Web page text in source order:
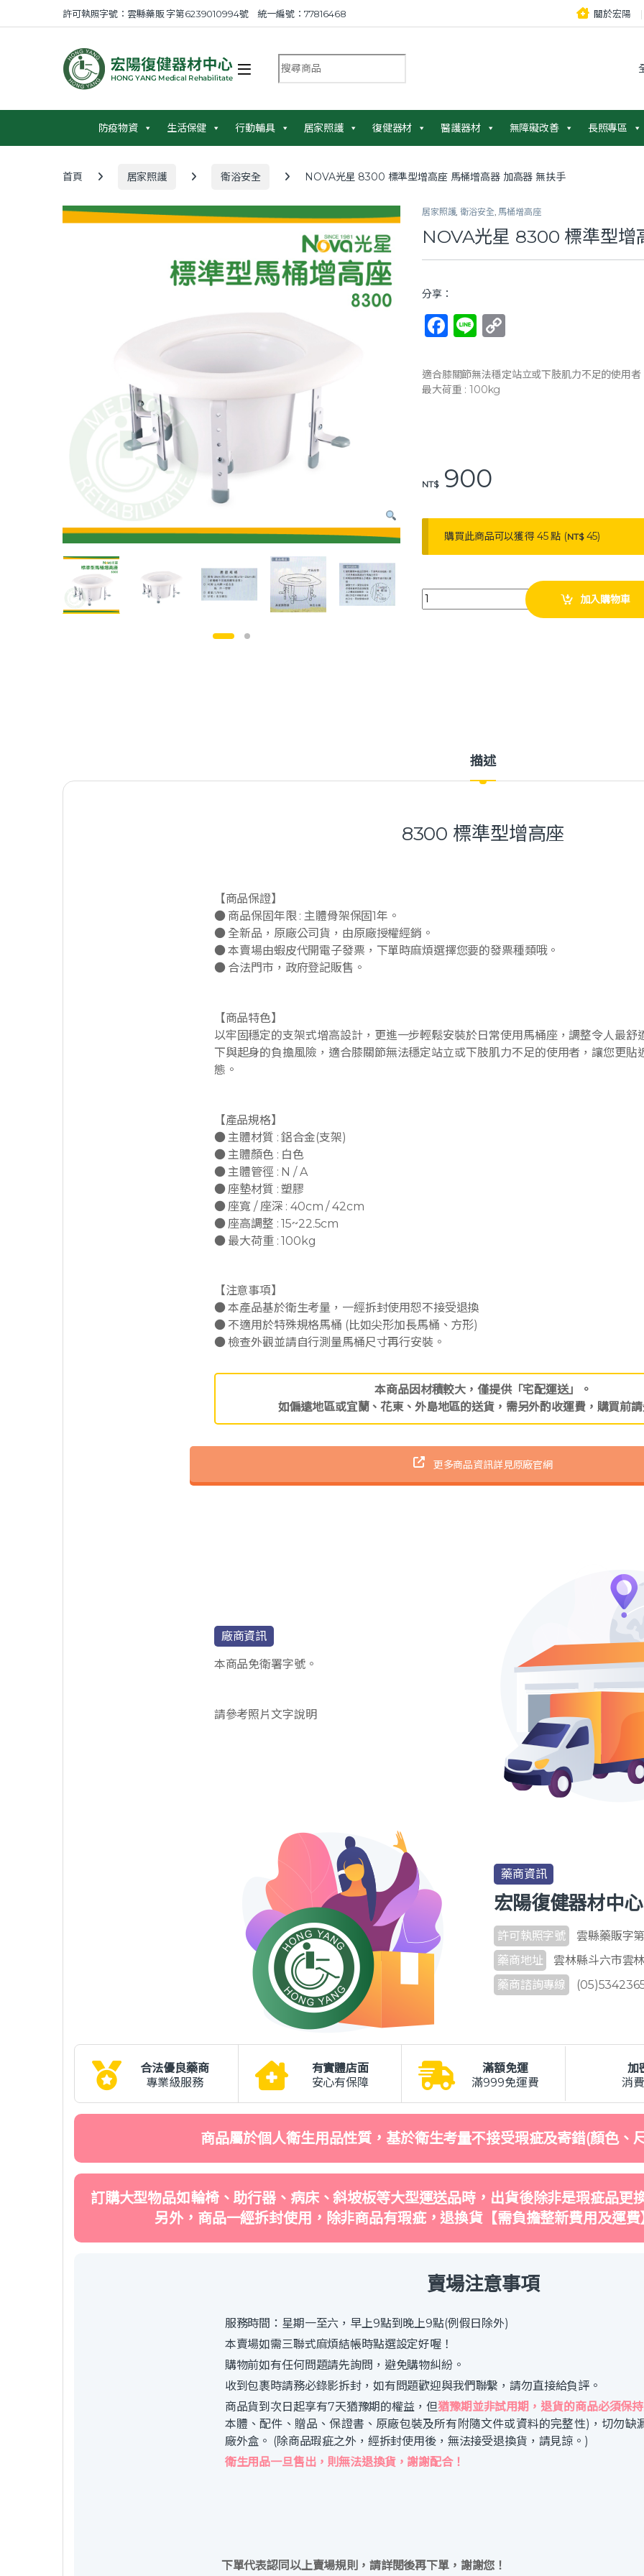
Skip to navigation
Skip to content許可執照字號：雲縣藥販 字第6239010994號 統一編號：77816468 關於宏陽
搜尋商品：
防疫物資 生活保健 行動輔具 居家照護 復健器材 醫護器材 無障礙改善 長照專區
首頁 居家照護 衛浴安全 NOVA光星 8300 標準型增高座 馬桶增高器 加高器 無扶手
居家照護,衛浴安全, 馬桶增高座
NOVA光星 8300 標準型增
分享：
F
c
e
o
k
Li
e p
適合膝關節無法穩定站立或下肢肌力不足的使用者
最大荷重 : 100kg
NT$900
購買此商品可以獲得 45 點 (NT$45)
NOVA光星 8300 標準型增高座 馬桶增高器 加
加入購物車
描述
8300 標準型增高座
【商品保證】
● 商品保固年限 : 主體骨架保固1年。
● 全新品，原廠公司貨，由原廠授權經銷。
● 本賣場由蝦皮代開電子發票，下單時麻煩選擇您要的發票種類哦。
● 合法門市，政府登記販售。
【商品特色】
以牢固穩定的支架式增高設計，更進一步輕鬆安裝於日常使用馬桶座，調整令人最舒
下與起身的負擔風險，適合膝關節無法穩定站立或下肢肌力不足的使用者，讓您更貼
態。
【產品規格】
● 主體材質 : 鋁合金(支架)
● 主體顏色 : 白色
● 主體管徑 : N / A
● 座墊材質 : 塑膠
● 座寬 / 座深 : 40cm / 42cm
● 座高調整 : 15~22.5cm
● 最大荷重 : 100kg
【注意事項】
● 本產品基於衛生考量，一經拆封使用恕不接受退換
● 不適用於特殊規格馬桶 (比如尖形加長馬桶、方形)
● 檢查外觀並請自行測量馬桶尺寸再行安裝。
本商品因材積較大，僅提供「宅配運送」。
如偏遠地區或宜蘭、花東、外島地區的送貨，需另外酌收運費，購買前
更多商品資訊詳見原廠官網
廠商資訊
本商品免衛署字號。
請參考照片文字說明
藥商資訊
宏陽復健器材中心
許可執照字號
雲縣藥販字
藥商地址
雲林縣斗六市雲
藥商諮詢專線
合法優良藥商
專業級服務
有實體店面
安心有保障
滿額免運
滿999免運費
加
消
商品屬於個人衛生用品性質，基於衛生考量不接受瑕疵及寄錯(顏色、
訂購大型物品如輪椅、助行器、病床、斜坡板等大型運送品時，出貨後除非是瑕疵品更
另外，商品一經拆封使用，除非商品有瑕疵，退換貨【需負擔整新費用及運
賣場注意事項
服務時間：星期一至六，早上9點到晚上9點(例假日除外)
本賣場如需三聯式麻煩結帳時點選設定好喔！
購物前如有任何問題請先詢問，避免購物糾紛。
收到包裹時請務必錄影拆封，如有問題歡迎與我們聯繫，請勿直接給負評。
商品貨到次日起享有7天猶豫期的權益，但猶豫期並非試用期，退貨的商品必須保
本體、配件、贈品、保證書、原廠包裝及所有附隨文件或資料的完整性)，切勿缺
廠外盒。 (除商品瑕疵之外，經拆封使用後，無法接受退換貨，請見諒。)
衛生用品一旦售出，則無法退換貨，謝謝配合！
下單代表認同以上賣場規則，請詳閱後再下單，謝謝您！